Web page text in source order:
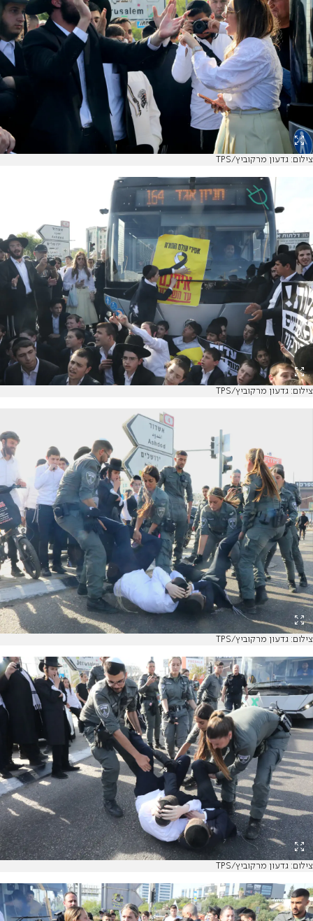
צילום: גדעון מרקוביץ/TPS
צילום: גדעון מרקוביץ/TPS
צילום: גדעון מרקוביץ/TPS
צילום: גדעון מרקוביץ/TPS